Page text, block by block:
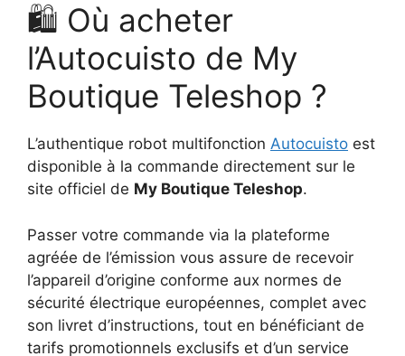
🛍️ Où acheter
l’Autocuisto de My
Boutique Teleshop ?
L’authentique robot multifonction Autocuisto est
disponible à la commande directement sur le
site officiel de My Boutique Teleshop.
Passer votre commande via la plateforme
agréée de l’émission vous assure de recevoir
l’appareil d’origine conforme aux normes de
sécurité électrique européennes, complet avec
son livret d’instructions, tout en bénéficiant de
tarifs promotionnels exclusifs et d’un service